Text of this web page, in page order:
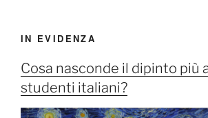
IN EVIDENZA
Cosa nasconde il dipinto più
studenti italiani?